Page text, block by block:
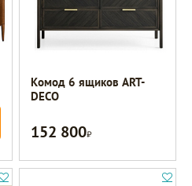
Комод 6 ящиков ART-
DECO
152 800Р